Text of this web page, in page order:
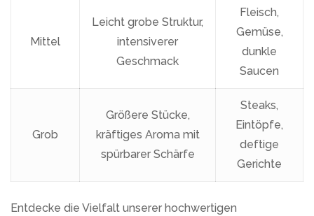
Mittel
Leicht grobe Struktur,
intensiverer
Geschmack
Fleisch,
Gemüse,
dunkle
Saucen
Grob
Größere Stücke,
kräftiges Aroma mit
spürbarer Schärfe
Steaks,
Eintöpfe,
deftige
Gerichte
Entdecke die Vielfalt unserer hochwertigen